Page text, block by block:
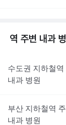
역 주변 내과
수도권 지하철역
내과 병원
부산 지하철역
내과 병원